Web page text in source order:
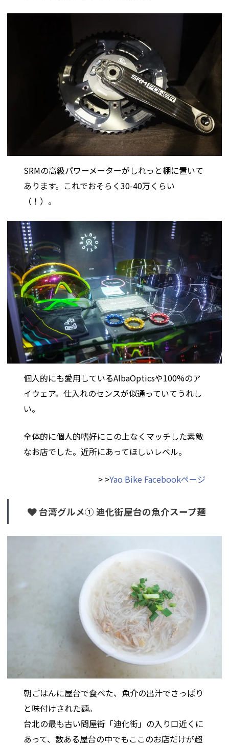
SRMの高級パワーメーターがしれっと棚に置いて
あります。これでおそらく30-40万くらい
（！）。
個人的にも愛用しているAlbaOpticsや100%のア
イウェア。仕入れのセンスが似通っていてうれし
い。
全体的に個人的嗜好にこの上なくマッチした素敵
なお店でした。近所にあってほしいレベル。
> >Yao Bike Facebookページ
台湾グルメ① 迪化街屋台の魚介スープ麺
朝ごはんに屋台で食べた、魚介の出汁でさっぱり
と味付けされた麺。
台北の最も古い問屋街「迪化街」の入り口近くに
あって、数ある屋台の中でもここのお店だけが超